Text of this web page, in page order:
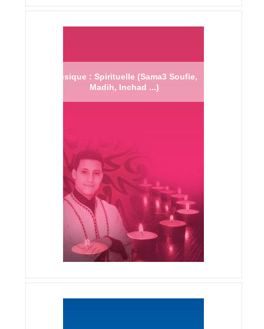
Musique : Spirituelle (Sama3 Soufie,
Madih, Inchad ...)